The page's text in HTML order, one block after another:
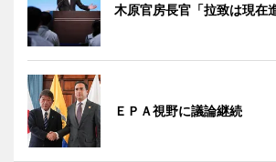
木原官房長官「拉致は現在
ＥＰＡ視野に議論継続